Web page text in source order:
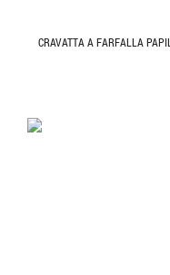
CRAVATTA A FARFALLA